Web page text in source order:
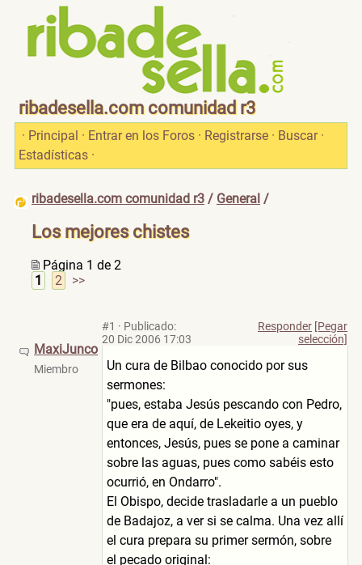
ribadesella.com comunidad r3
· Principal · Entrar en los Foros · Registrarse · Buscar ·
Estadísticas ·
ribadesella.com comunidad r3 / General /
Los mejores chistes
Página 1 de 2
1
2 >>
MaxiJunco
Miembro
#1 · Publicado:
20 Dic 2006 17:03
Responder [Pegar
selección]
Un cura de Bilbao conocido por sus
sermones:
"pues, estaba Jesús pescando con Pedro,
que era de aquí, de Lekeitio oyes, y
entonces, Jesús, pues se pone a caminar
sobre las aguas, pues como sabéis esto
ocurrió, en Ondarro".
El Obispo, decide trasladarle a un pueblo
de Badajoz, a ver si se calma. Una vez allí
el cura prepara su primer sermón, sobre
el pecado original: